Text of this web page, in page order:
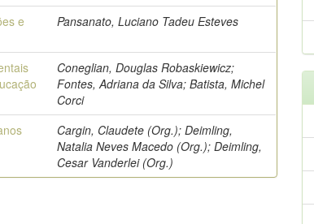
e
Pansanato, Luciano Tadeu Esteves
Coneglian, Douglas Robaskiewicz;
Fontes, Adriana da Silva; Batista, Michel
Corci
Cargin, Claudete (Org.); Deimling,
Natalia Neves Macedo (Org.); Deimling,
Cesar Vanderlei (Org.)